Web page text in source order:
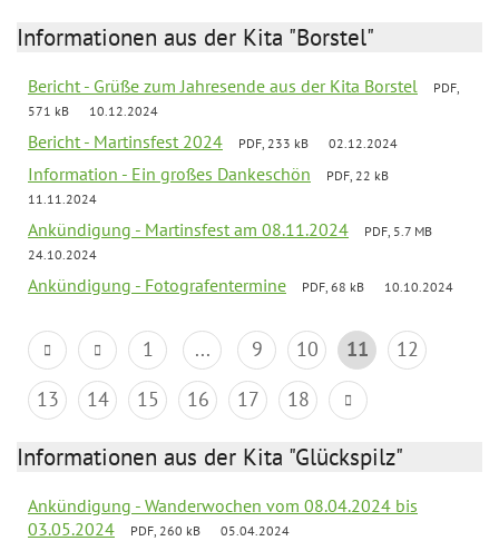
Informationen aus der Kita "Borstel"
Bericht - Grüße zum Jahresende aus der Kita Borstel
PDF,
571 kB
10.12.2024
Bericht - Martinsfest 2024 PDF, 233 kB 02.12.2024
Information - Ein großes Dankeschön
PDF, 22 kB
11.11.2024
Ankündigung - Martinsfest am 08.11.2024
PDF, 5.7 MB
24.10.2024
Ankündigung - Fotografentermine PDF, 68 kB 10.10.2024
1 ... 9 10 11
12
13
14 15 16 17 18
Informationen aus der Kita "Glückspilz"
Ankündigung - Wanderwochen vom 08.04.2024 bis
03.05.2024
PDF, 260 kB 05.04.2024